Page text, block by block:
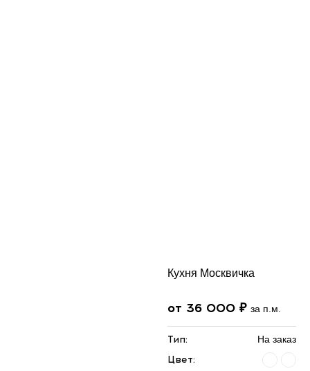
Кухня Москвичка
от 36 000 ₽ за п.м.
Тип: На заказ
Цвет: